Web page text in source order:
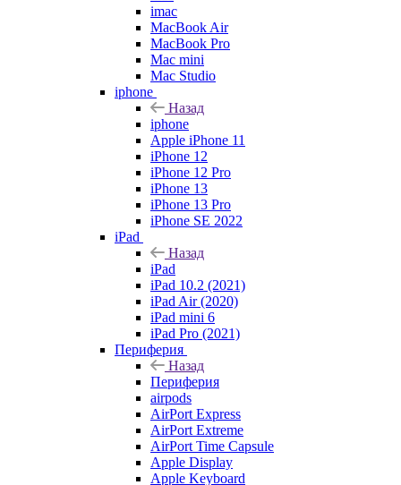
imac
MacBook Air
MacBook Pro
Mac mini
Mac Studio
iphone
Назад
iphone
Apple iPhone 11
iPhone 12
iPhone 12 Pro
iPhone 13
iPhone 13 Pro
iPhone SE 2022
iPad
Назад
iPad
iPad 10.2 (2021)
iPad Air (2020)
iPad mini 6
iPad Pro (2021)
Периферия
Назад
Периферия
airpods
AirPort Express
AirPort Extreme
AirPort Time Capsule
Apple Display
Apple Keyboard